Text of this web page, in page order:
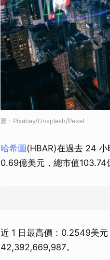
圖：Pixabay/Unsplash/Pexel
哈希圖(HBAR)在過去 24
0.69億美元，總市值103.74
近 1 日最高價：0.2549美
42,392,669,987。